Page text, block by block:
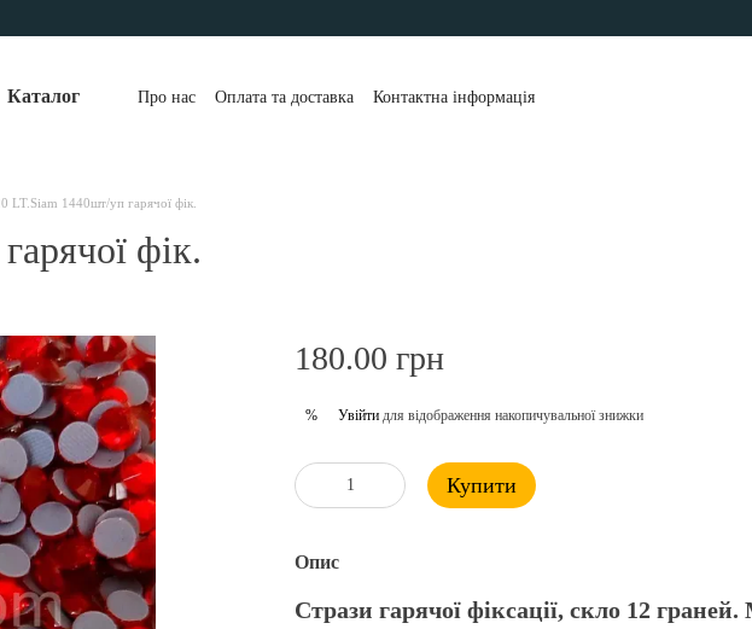
Каталог Про нас Оплата та доставка Контактна інформація
LT.Siam 1440шт/уп гарячої фік.
фік.
180.00 грн
% Увійти для відображення накопичувальної знижки
Купити
Опис
Стрази гарячої фіксації, скло 12